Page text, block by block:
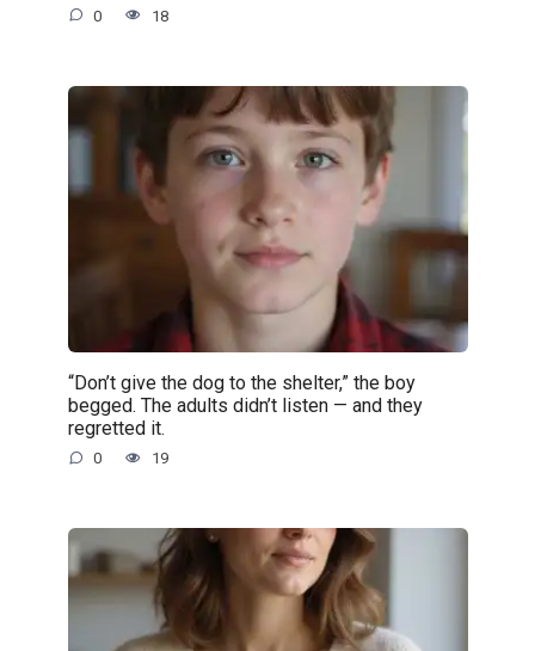
0 18
“Don’t give the dog to the shelter,” the boy
begged. The adults didn’t listen — and they
regretted it.
0 19